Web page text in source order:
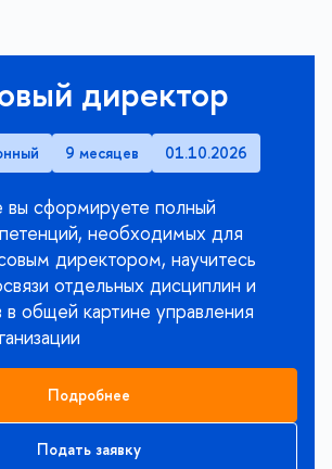
директор
9 месяцев 01.10.2026
сформируете полный
необходимых для
директором, научитесь
отдельных дисциплин и
общей картине управления
Подробнее
Подать заявку